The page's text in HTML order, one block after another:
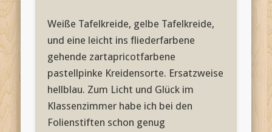
Weiße Tafelkreide, gelbe Tafelkreide,
und eine leicht ins fliederfarbene
gehende zartapricotfarbene
pastellpinke Kreidensorte. Ersatzweise
hellblau. Zum Licht und Glück im
Klassenzimmer habe ich bei den
Folienstiften schon genug